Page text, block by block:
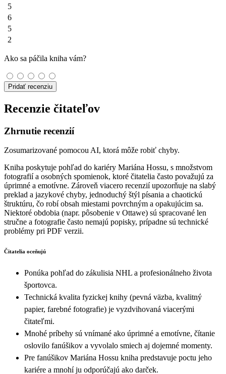
5
6
5
2
Ako sa páčila kniha vám?
Pridať recenziu
Recenzie čitateľov
Zhrnutie recenzií
Zosumarizované pomocou AI, ktorá môže robiť chyby.
Kniha poskytuje pohľad do kariéry Mariána Hossu, s množstvom
fotografií a osobných spomienok, ktoré čitatelia často považujú za
úprimné a emotívne. Zároveň viacero recenzií upozorňuje na slabý
preklad a jazykové chyby, jednoduchý štýl písania a chaotickú
štruktúru, čo robí obsah miestami povrchným a opakujúcim sa.
Niektoré obdobia (napr. pôsobenie v Ottawe) sú spracované len
stručne a fotografie často nemajú popisky, prípadne sú technické
problémy pri PDF verzii.
Čitatelia oceňujú
Ponúka pohľad do zákulisia NHL a profesionálneho života
športovca.
Technická kvalita fyzickej knihy (pevná väzba, kvalitný
papier, farebné fotografie) je vyzdvihovaná viacerými
čitateľmi.
Mnohé príbehy sú vnímané ako úprimné a emotívne, čítanie
oslovilo fanúšikov a vyvolalo smiech aj dojemné momenty.
Pre fanúšikov Mariána Hossu kniha predstavuje poctu jeho
kariére a mnohí ju odporúčajú ako darček.